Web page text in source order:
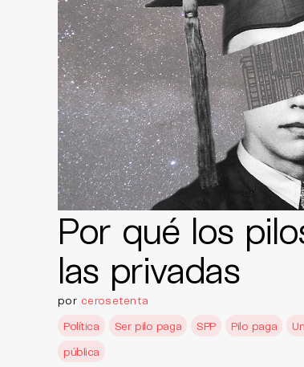
Por qué los
las privadas
por cerosetenta
Política
Ser pilo paga SPP Pilo paga
pública